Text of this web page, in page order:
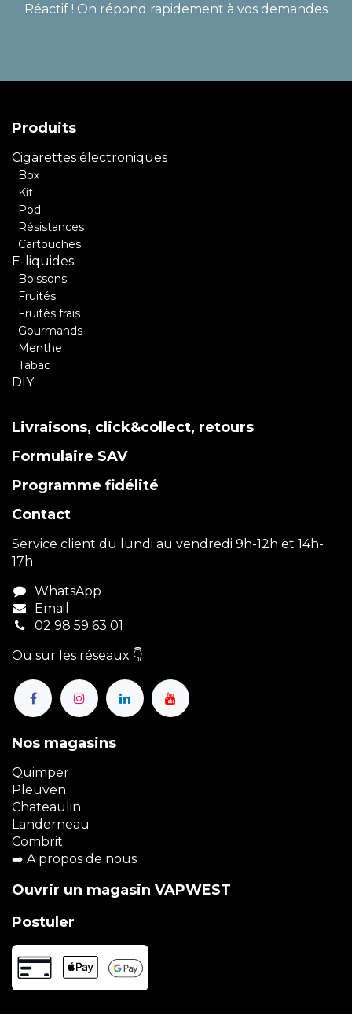
Réactif ! On répond rapidement à vos demandes
Produits
Cigarettes électroniques
Box
Kit
Pod
Résistances
Cartouches
E-liquides
Boissons
Fruités
Fruités frais
Gourmands
Menthe
Tabac
DIY
Livraisons, click&collect, retours
Formulaire SAV
Programme fidélité
Contact
Service client du lundi au vendredi 9h-12h et 14h-
17h
WhatsApp
Email
02 98 59 63 01
Ou sur les réseaux 👇
Nos magasins
Quimper
Pleuven
Chateaulin
Landerneau
Combrit
➡️ A propos de nous
Ouvrir un magasin VAPWEST
Postuler